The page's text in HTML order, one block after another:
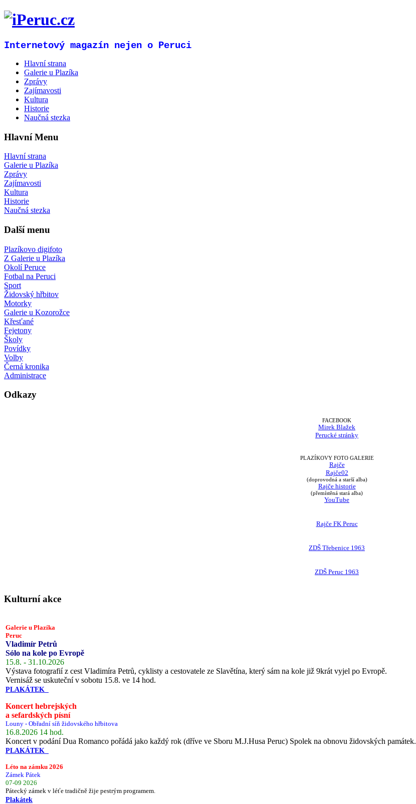
Internetový magazín nejen o Peruci
Hlavní strana
Galerie u Plazíka
Zprávy
Zajímavosti
Kultura
Historie
Naučná stezka
Hlavní Menu
Hlavní strana
Galerie u Plazíka
Zprávy
Zajímavosti
Kultura
Historie
Naučná stezka
Další menu
Plazíkovo digifoto
Z Galerie u Plazíka
Okolí Peruce
Fotbal na Peruci
Sport
Židovský hřbitov
Motorky
Galerie u Kozorožce
Křesťané
Fejetony
Školy
Povídky
Volby
Černá kronika
Administrace
Odkazy
FACEBOOK
Mirek Blažek
Perucké stránky
PLAZÍKOVY FOTO GALERIE
Rajče
Rajče02
(doprovodná a starší alba)
Rajče historie
(přemístěná stará alba)
YouTube
Rajče FK Peruc
ZDŠ Třebenice 1963
ZDŠ Peruc 1963
Kulturní akce
Galerie u Plazíka
Peruc
Vladimír Petrů
Sólo na kole po Evropě
15.8. - 31.10.2026
Výstava fotografií z cest Vladimíra Petrů, cyklisty a cestovatele ze Slavětína, který sám na kole již 9krát vyjel po Evropě.
Vernisáž se uskuteční v sobotu 15.8. ve 14 hod.
PLAKÁTEK
Koncert hebrejských
a sefardských písní
Louny - Obřadní síň židovského hřbitova
16.8.2026 14 hod.
Koncert v podání Dua Romanco pořádá jako každý rok (dříve ve Sboru M.J.Husa Peruc) Spolek na obnovu židovských památek.
PLAKÁTEK
Léto na zámku 2026
Zámek Pátek
07-09 2026
Pátecký zámek v léťe tradičně žije pestrým programem.
Plakátek